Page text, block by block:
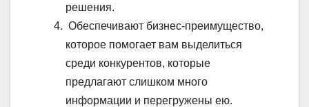
решения.
Обеспечивают бизнес-преимущество,
которое помогает вам выделиться
среди конкурентов, которые
предлагают слишком много
информации и перегружены ею.